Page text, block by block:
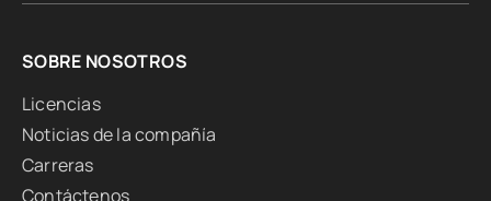
SOBRE NOSOTROS
Licencias
Noticias de la compañía
Carreras
Contáctenos